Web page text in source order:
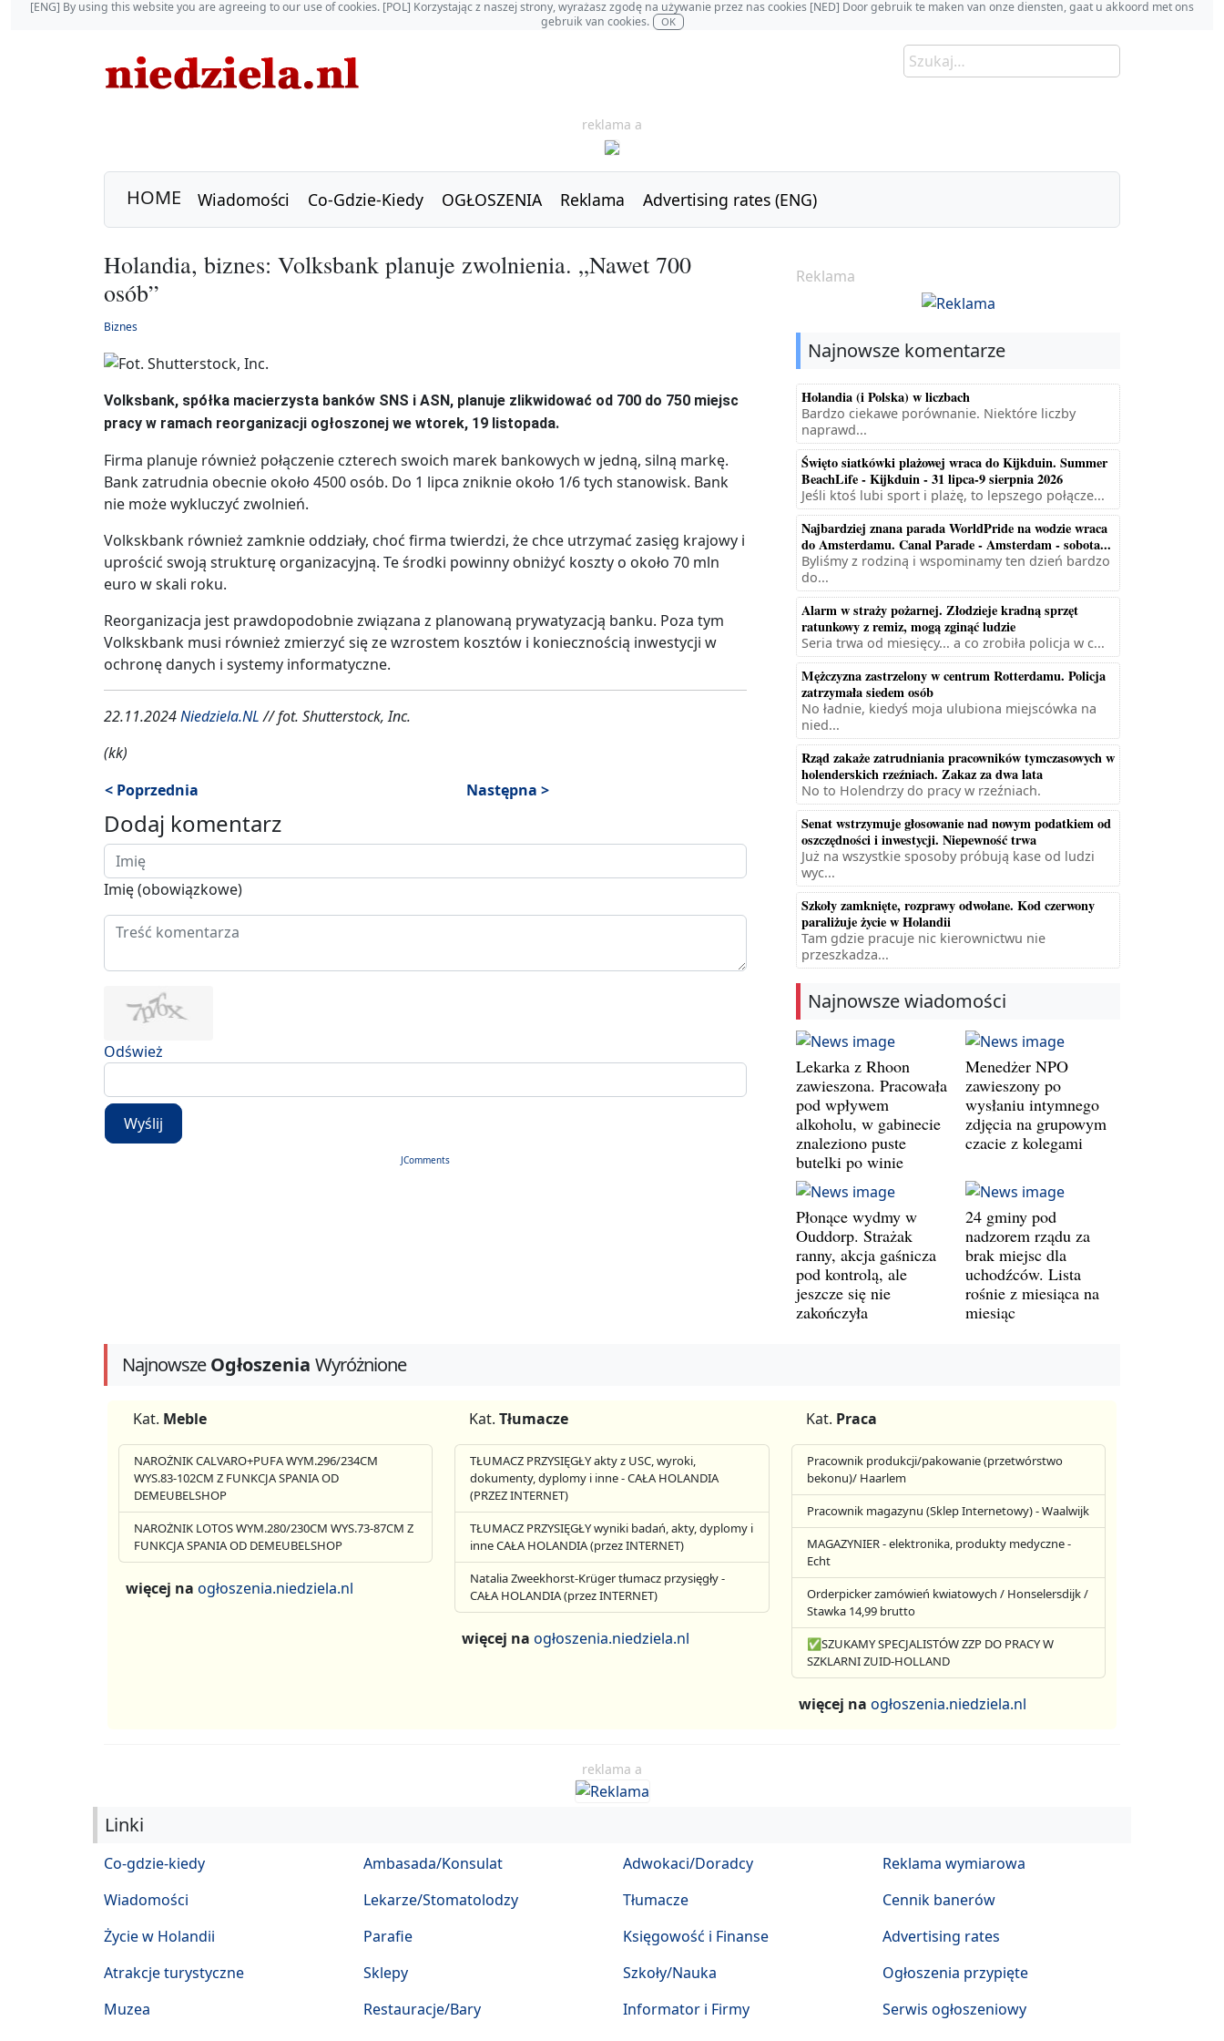
[ENG] By using this website you are agreeing to our use of cookies. [POL] Korzystając z naszej strony, wyrażasz zgodę na używanie przez nas cookies [NED] Door gebruik te maken van onze diensten, gaat u akkoord met ons
gebruik van cookies.
OK
reklama a
HOME Wiadomości Co-Gdzie-Kiedy OGŁOSZENIA Reklama Advertising rates (ENG)
Holandia, biznes: Volksbank planuje zwolnienia. „Nawet 700
osób”
Biznes
Volksbank, spółka macierzysta banków SNS i ASN, planuje zlikwidować od 700 do 750 miejsc
pracy w ramach reorganizacji ogłoszonej we wtorek, 19 listopada.
Firma planuje również połączenie czterech swoich marek bankowych w jedną, silną markę.
Bank zatrudnia obecnie około 4500 osób. Do 1 lipca zniknie około 1/6 tych stanowisk. Bank
nie może wykluczyć zwolnień.
Volkskbank również zamknie oddziały, choć firma twierdzi, że chce utrzymać zasięg krajowy i
uprościć swoją strukturę organizacyjną. Te środki powinny obniżyć koszty o około 70 mln
euro w skali roku.
Reorganizacja jest prawdopodobnie związana z planowaną prywatyzacją banku. Poza tym
Volkskbank musi również zmierzyć się ze wzrostem kosztów i koniecznością inwestycji w
ochronę danych i systemy informatyczne.
22.11.2024Niedziela.NL// fot. Shutterstock, Inc.
(kk)
< Poprzednia
Następna >
Dodaj komentarz
Imię (obowiązkowe)
Odśwież
Wyślij
JComments
Reklama
Najnowsze komentarze
Holandia (i Polska) w liczbach
Bardzo ciekawe porównanie. Niektóre liczby
naprawd...
Święto siatkówki plażowej wraca do Kijkduin. Summer
BeachLife - Kijkduin - 31 lipca-9 sierpnia 2026
Jeśli ktoś lubi sport i plażę, to lepszego połącze...
Najbardziej znana parada WorldPride na wodzie wraca
do Amsterdamu. Canal Parade - Amsterdam - sobota...
Byliśmy z rodziną i wspominamy ten dzień bardzo
do...
Alarm w straży pożarnej. Złodzieje kradną sprzęt
ratunkowy z remiz, mogą zginąć ludzie
Seria trwa od miesięcy... a co zrobiła policja w c...
Mężczyzna zastrzelony w centrum Rotterdamu. Policja
zatrzymała siedem osób
No ładnie, kiedyś moja ulubiona miejscówka na
nied...
Rząd zakaże zatrudniania pracowników tymczasowych w
holenderskich rzeźniach. Zakaz za dwa lata
No to Holendrzy do pracy w rzeźniach.
Senat wstrzymuje głosowanie nad nowym podatkiem od
oszczędności i inwestycji. Niepewność trwa
Już na wszystkie sposoby próbują kase od ludzi
wyc...
Szkoły zamknięte, rozprawy odwołane. Kod czerwony
paraliżuje życie w Holandii
Tam gdzie pracuje nic kierownictwu nie
przeszkadza...
Najnowsze wiadomości
Lekarka z Rhoon
zawieszona. Pracowała
pod wpływem
alkoholu, w gabinecie
znaleziono puste
butelki po winie
Menedżer NPO
zawieszony po
wysłaniu intymnego
zdjęcia na grupowym
czacie z kolegami
Płonące wydmy w
Ouddorp. Strażak
ranny, akcja gaśnicza
pod kontrolą, ale
jeszcze się nie
zakończyła
24 gminy pod
nadzorem rządu za
brak miejsc dla
uchodźców. Lista
rośnie z miesiąca na
miesiąc
NajnowszeOgłoszenia Wyróżnione
Kat. Meble
NAROŻNIK CALVARO+PUFA WYM.296/234CM
WYS.83-102CM Z FUNKCJA SPANIA OD
DEMEUBELSHOP
NAROŻNIK LOTOS WYM.280/230CM WYS.73-87CM Z
FUNKCJA SPANIA OD DEMEUBELSHOP
więcej na ogłoszenia.niedziela.nl
Kat. Tłumacze
TŁUMACZ PRZYSIĘGŁY akty z USC, wyroki,
dokumenty, dyplomy i inne - CAŁA HOLANDIA
(PRZEZ INTERNET)
TŁUMACZ PRZYSIĘGŁY wyniki badań, akty, dyplomy i
inne CAŁA HOLANDIA (przez INTERNET)
Natalia Zweekhorst-Krüger tłumacz przysięgły -
CAŁA HOLANDIA (przez INTERNET)
więcej naogłoszenia.niedziela.nl
Kat. Praca
Pracownik produkcji/pakowanie (przetwórstwo
bekonu)/ Haarlem
Pracownik magazynu (Sklep Internetowy) - Waalwijk
MAGAZYNIER - elektronika, produkty medyczne -
Echt
Orderpicker zamówień kwiatowych / Honselersdijk /
Stawka 14,99 brutto
✅SZUKAMY SPECJALISTÓW ZZP DO PRACY W
SZKLARNI ZUID-HOLLAND
więcej na ogłoszenia.niedziela.nl
reklama a
Linki
Co-gdzie-kiedy
Wiadomości
Życie w Holandii
Atrakcje turystyczne
Muzea
Ambasada/Konsulat
Lekarze/Stomatolodzy
Parafie
Sklepy
Restauracje/Bary
Adwokaci/Doradcy
Tłumacze
Księgowość i Finanse
Szkoły/Nauka
Informator i Firmy
Reklama wymiarowa
Cennik banerów
Advertising rates
Ogłoszenia przypięte
Serwis ogłoszeniowy